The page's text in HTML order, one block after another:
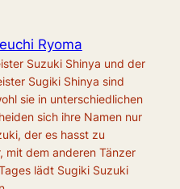
Ryoma
Suzuki Shinya und der
Sugiki Shinya sind
sie in unterschiedlichen
sich ihre Namen nur
der es hasst zu
mit dem anderen Tänzer
lädt Sugiki Suzuki